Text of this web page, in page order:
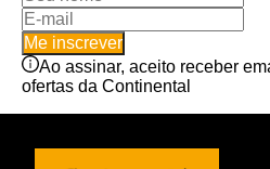
Me inscrever
Ao assinar, aceito receber
ofertas da Continental